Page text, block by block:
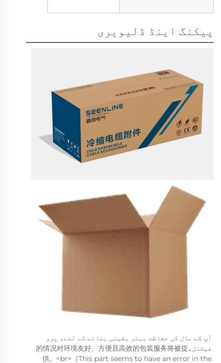
پیکنگ اینڈ ڈلیویری
آپ کے مال کی حفاظت بہتر یقینی بنانے کے لئے، پرو
فیشنل،的情况对环境友好、方便且高效的包装服务将被提
供。<br>（This part seems to have an error in the